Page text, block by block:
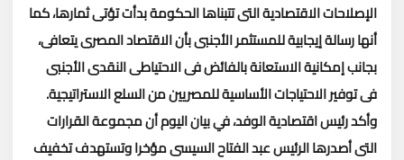
الإصلاحات الاقتصادية التى تتبناها الحكومة بدأت تؤتى ثمارها، كما
أنها رسالة إيجابية للمستثمر الأجنبى بأن الاقتصاد المصرى يتعافى،
بجانب إمكانية الاستعانة بالفائض فى الاحتياطى النقدى الأجنبى
فى توفير الاحتياجات الأساسية للمصريين من السلع الاستراتيجية.
وأكد رئيس اقتصادية الوفد، في بيان اليوم أن مجموعة القرارات
التى أصدرها الرئيس عبد الفتاح السيسى مؤخرا وتستهدف تخفيف